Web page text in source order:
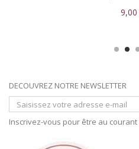
DECOUVREZ NOTRE NEWSLETTER
Inscrivez-vous pour être au